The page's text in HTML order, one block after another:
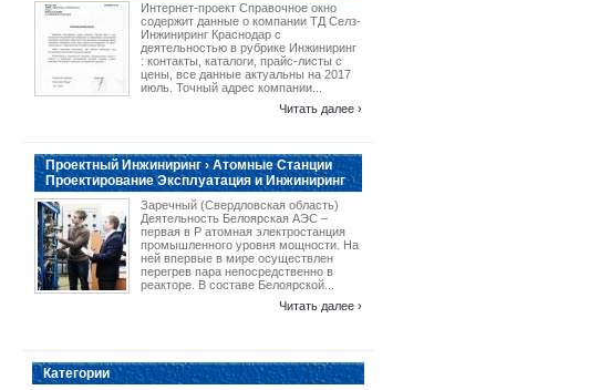
Интернет-проект Справочное окно
содержит данные о компании ТД Селз-
Инжиниринг Краснодар с
деятельностью в рубрике Инжиниринг
: контакты, каталоги, прайс-листы с
цены, все данные актуальны на 2017
июль. Точный адрес компании...
Читать далее ›
Проектный Инжиниринг › Атомные Станции
Проектирование Эксплуатация и Инжиниринг
Заречный (Свердловская область)
Деятельность Белоярская АЭС –
первая в Р атомная электростанция
промышленного уровня мощности. На
ней впервые в мире осуществлен
перегрев пара непосредственно в
реакторе. В составе Белоярской...
Читать далее ›
Категории